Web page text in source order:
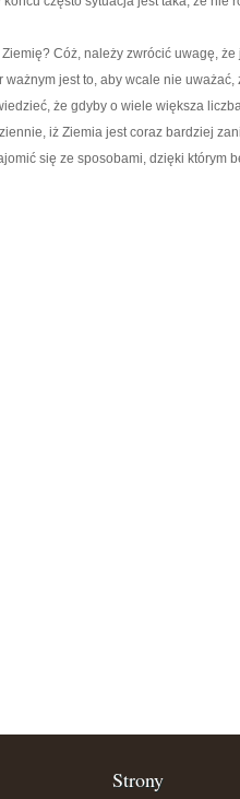
Cóż, należy zwrócić uwagę,
jest to, aby wcale nie uważać,
że gdyby o wiele większa
iż Ziemia jest coraz bardziej
się ze sposobami, dzięki którym
Strony